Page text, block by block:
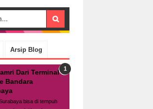
Arsip Blog
Dari Terminal
Bandara
bisa di tempuh